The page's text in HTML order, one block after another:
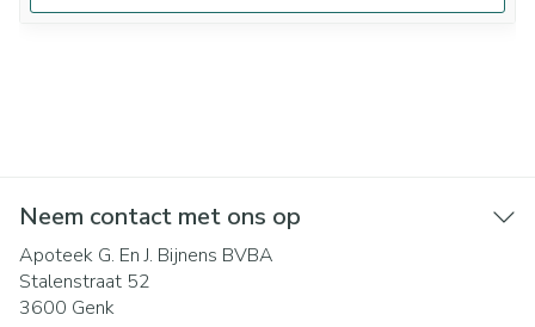
Neem contact met ons op
Apoteek G. En J. Bijnens BVBA
Stalenstraat 52
3600 Genk